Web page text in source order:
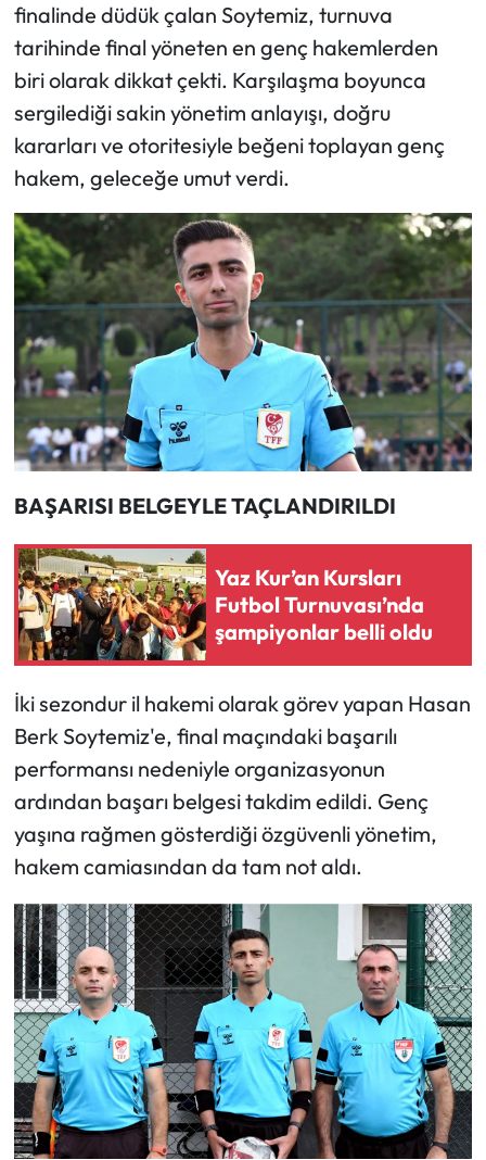
finalinde düdük çalan Soytemiz, turnuva
tarihinde final yöneten en genç hakemlerden
biri olarak dikkat çekti. Karşılaşma boyunca
sergilediği sakin yönetim anlayışı, doğru
kararları ve otoritesiyle beğeni toplayan genç
hakem, geleceğe umut verdi.
BAŞARISI BELGEYLE TAÇLANDIRILDI
Yaz Kur’an Kursları
Futbol Turnuvası’nda
şampiyonlar belli oldu
İki sezondur il hakemi olarak görev yapan Hasan
Berk Soytemiz'e, final maçındaki başarılı
performansı nedeniyle organizasyonun
ardından başarı belgesi takdim edildi. Genç
yaşına rağmen gösterdiği özgüvenli yönetim,
hakem camiasından da tam not aldı.
Laçin Haberleri
Magazin
Mecitözü Haberleri
Oğuzlar Haberleri
Ortaköy Haberleri
Osmancık Haberleri
Otomotiv
Resmi İlan
Resmi Reklam
Siyaset
Spor
Sungurlu Haberleri
Turizm
Uğurludağ Haberleri
Yayla Haber
Yemek Tarifleri
Yerel Haberler